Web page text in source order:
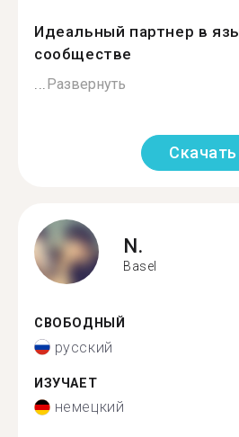
Идеальный партнер в
сообществе
...Развернуть
N.
Basel
СВОБОДНЫЙ
русский
ИЗУЧАЕТ
немецкий